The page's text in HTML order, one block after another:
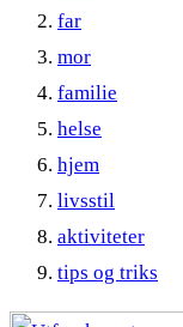
far
mor
familie
helse
hjem
livsstil
aktiviteter
tips og triks